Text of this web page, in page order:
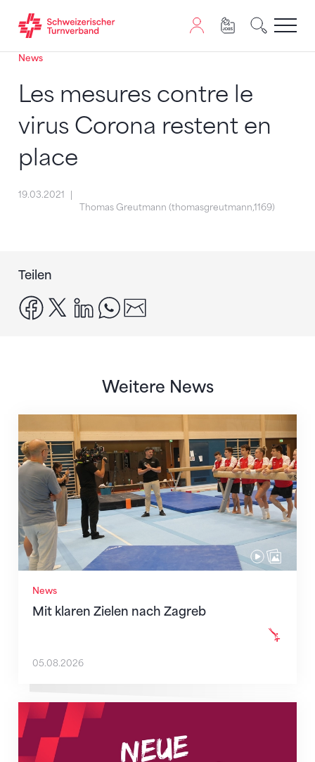
Zum Inhalt springen
Zur Sitemap navigieren
Zum Navigieren dieser Seite wird JavaScript benötigt.
News
Les mesures contre le
virus Corona restent en
place
19.03.2021
Thomas Greutmann (thomasgreutmann,1169)
Teilen
facebook
x linkedinwhatsapp
Weitere News
News
Mit klaren Zielen nach Zagreb
Mit klaren Zielen nach Zagreb
05.08.2026
Neue Empfangszeiten ab 1. August 2026